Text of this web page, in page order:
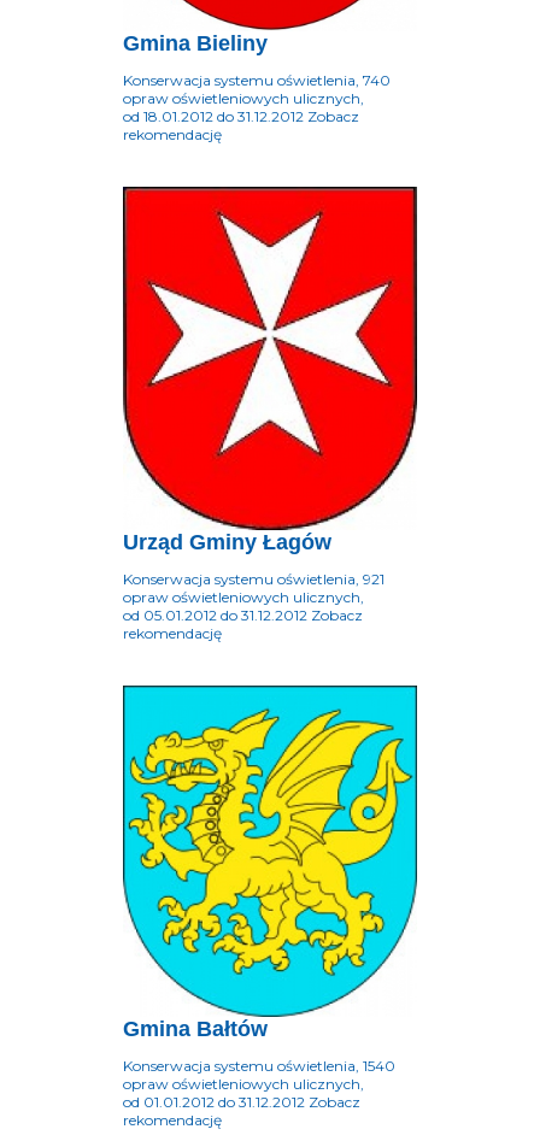
Gmina Bieliny
Konserwacja systemu oświetlenia, 740
opraw oświetleniowych ulicznych,
od 18.01.2012 do 31.12.2012 Zobacz
rekomendację
Urząd Gminy Łagów
Konserwacja systemu oświetlenia, 921
opraw oświetleniowych ulicznych,
od 05.01.2012 do 31.12.2012 Zobacz
rekomendację
Gmina Bałtów
Konserwacja systemu oświetlenia, 1540
opraw oświetleniowych ulicznych,
od 01.01.2012 do 31.12.2012 Zobacz
rekomendację